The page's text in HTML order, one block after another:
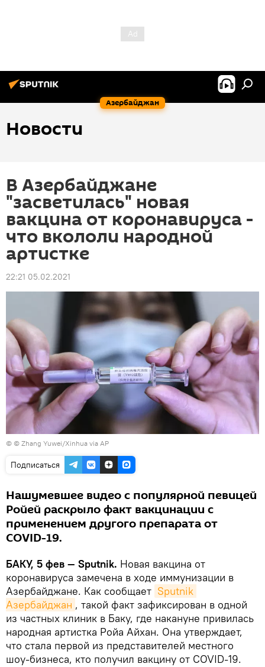
Азербайджан
Новости
В Азербайджане
"засветилась" новая
вакцина от коронавируса -
что вкололи народной
артистке
22:21 05.02.2021
© © Zhang Yuwei/Xinhua via AP
Подписаться
Нашумевшее видео с популярной певицей
Ройей раскрыло факт вакцинации с
применением другого препарата от
COVID-19.
БАКУ, 5 фев — Sputnik. Новая вакцина от
коронавируса замечена в ходе иммунизации в
Азербайджане. Как сообщает Sputnik
Азербайджан , такой факт зафиксирован в одной
из частных клиник в Баку, где накануне привилась
народная артистка Ройа Айхан. Она утверждает,
что стала первой из представителей местного
шоу-бизнеса, кто получил вакцину от COVID-19.